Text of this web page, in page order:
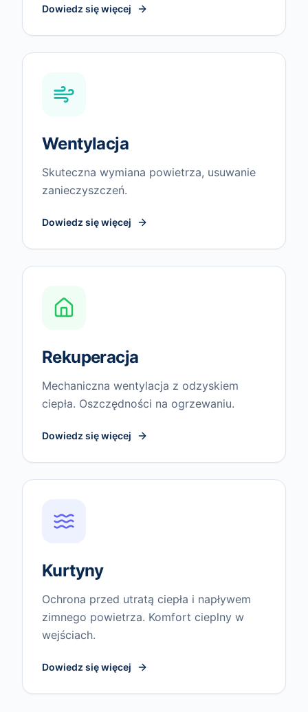
Dowiedz się więcej
Wentylacja
Skuteczna wymiana powietrza, usuwanie
zanieczyszczeń.
Dowiedz się więcej
Rekuperacja
Mechaniczna wentylacja z odzyskiem
ciepła. Oszczędności na ogrzewaniu.
Dowiedz się więcej
Kurtyny
Ochrona przed utratą ciepła i napływem
zimnego powietrza. Komfort cieplny w
wejściach.
Dowiedz się więcej